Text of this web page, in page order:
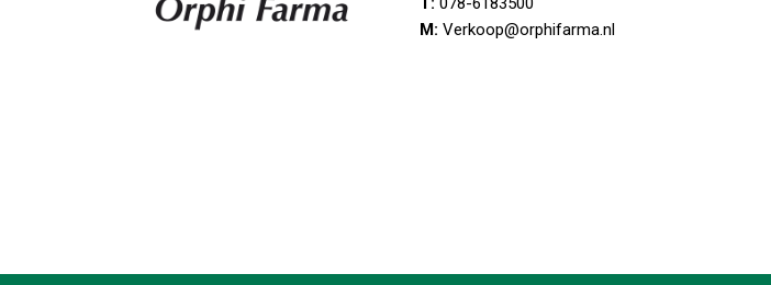
M: Verkoop@orphifarma.nl